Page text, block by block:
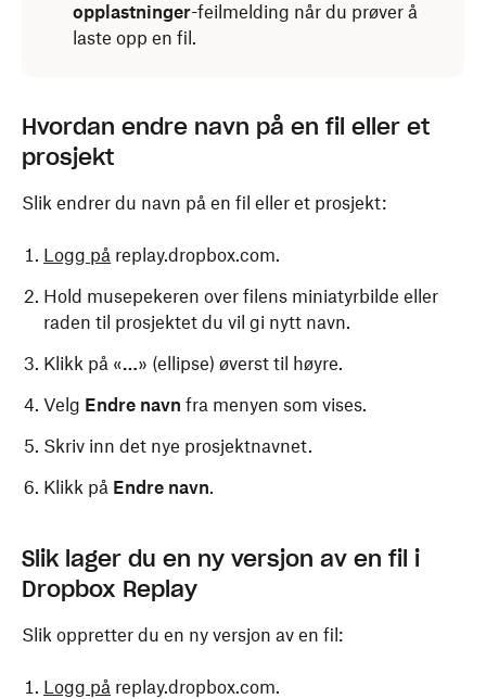
opplastninger-feilmelding når du prøver å
laste opp en fil.
Hvordan endre navn på en fil eller et
prosjekt
Slik endrer du navn på en fil eller et prosjekt:
Logg på replay.dropbox.com.
Hold musepekeren over filens miniatyrbilde eller
raden til prosjektet du vil gi nytt navn.
Klikk på «…» (ellipse) øverst til høyre.
Velg Endre navn fra menyen som vises.
Skriv inn det nye prosjektnavnet.
Klikk på Endre navn.
Slik lager du en ny versjon av en fil i
Dropbox Replay
Slik oppretter du en ny versjon av en fil:
Logg på replay.dropbox.com.